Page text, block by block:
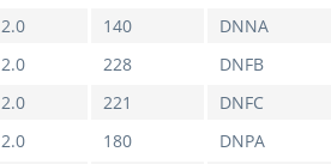
2.0 140 DNNA
2.0 228 DNFB
2.0 221 DNFC
2.0 180 DNPA